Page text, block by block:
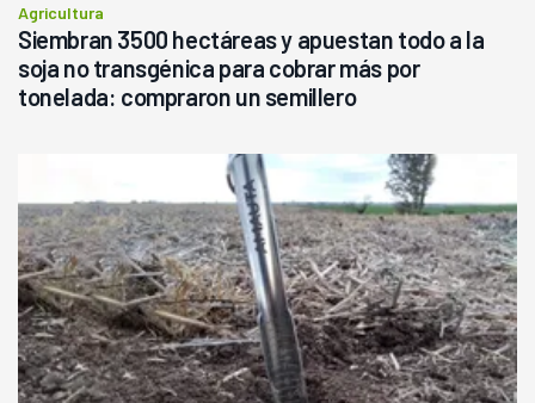
Agricultura
Siembran 3500 hectáreas y apuestan todo a la
soja no transgénica para cobrar más por
tonelada: compraron un semillero